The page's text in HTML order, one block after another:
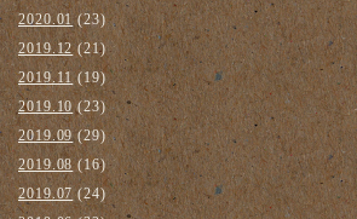
2020.01(23)
2019.12(21)
2019.11 (19)
2019.10(23)
2019.09(29)
2019.08(16)
2019.07(24)